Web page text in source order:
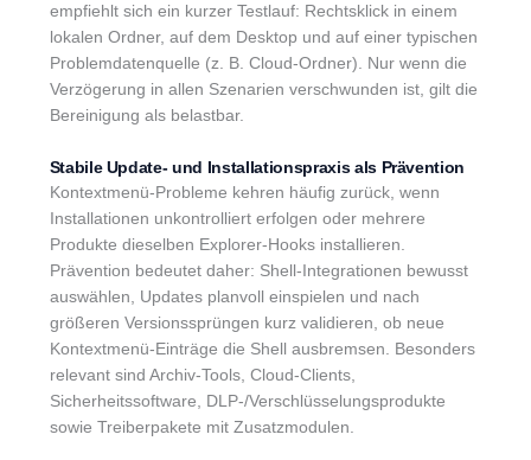
empfiehlt sich ein kurzer Testlauf: Rechtsklick in einem
lokalen Ordner, auf dem Desktop und auf einer typischen
Problemdatenquelle (z. B. Cloud-Ordner). Nur wenn die
Verzögerung in allen Szenarien verschwunden ist, gilt die
Bereinigung als belastbar.
Stabile Update- und Installationspraxis als Prävention
Kontextmenü-Probleme kehren häufig zurück, wenn
Installationen unkontrolliert erfolgen oder mehrere
Produkte dieselben Explorer-Hooks installieren.
Prävention bedeutet daher: Shell-Integrationen bewusst
auswählen, Updates planvoll einspielen und nach
größeren Versionssprüngen kurz validieren, ob neue
Kontextmenü-Einträge die Shell ausbremsen. Besonders
relevant sind Archiv-Tools, Cloud-Clients,
Sicherheitssoftware, DLP-/Verschlüsselungsprodukte
sowie Treiberpakete mit Zusatzmodulen.